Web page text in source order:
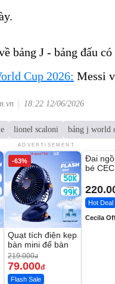
bảng J - bảng đấu
Cup 2026: Messi
18:22 12/06/2026
lionel scaloni bảng j world
ADVERTISEMENT
-63%
Quạt tích điện kẹp
bàn mini để bàn
219.000đ
79.000đ
Flash Sale
Đai
bé
Hot Deal
Cecila